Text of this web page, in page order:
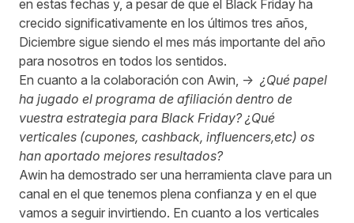
en estas fechas y, a pesar de que el Black Friday ha
crecido significativamente en los últimos tres años,
Diciembre sigue siendo el mes más importante del año
para nosotros en todos los sentidos.
En cuanto a la colaboración con Awin, -> ¿Qué papel
ha jugado el programa de afiliación dentro de
vuestra estrategia para Black Friday? ¿Qué
verticales (cupones, cashback, influencers,etc) os
han aportado mejores resultados?
Awin ha demostrado ser una herramienta clave para un
canal en el que tenemos plena confianza y en el que
vamos a seguir invirtiendo. En cuanto a los verticales